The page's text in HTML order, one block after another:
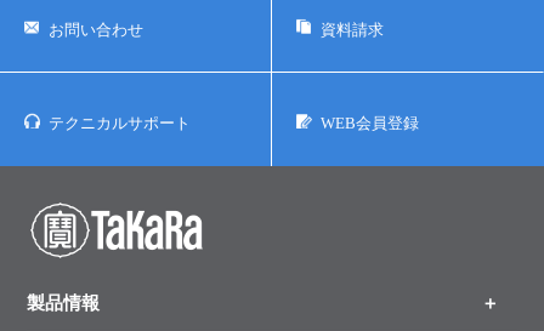
お問い合わせ 資料請求
テクニカルサポート WEB会員登録
製品情報